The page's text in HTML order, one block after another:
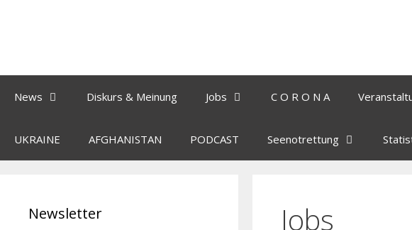
News Diskurs & Meinung Jobs C O R O N A
UKRAINE AFGHANISTAN PODCAST Seenotrettung
Jobs
Newsletter